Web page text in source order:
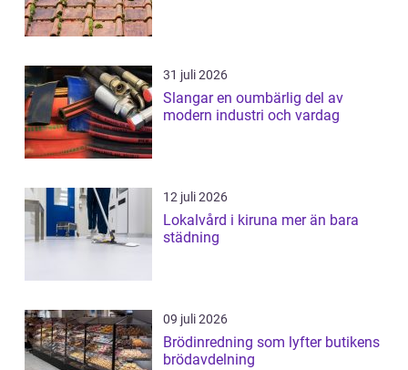
31 juli 2026
Slangar en oumbärlig del av
modern industri och vardag
12 juli 2026
Lokalvård i kiruna mer än bara
städning
09 juli 2026
Brödinredning som lyfter butikens
brödavdelning